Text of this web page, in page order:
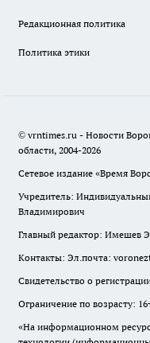
Редакционная политика
Политика этики
© vrntimes.ru - Новости
области, 2004-2026
Сетевое издание «Время
Учредитель:
Владимирович
Главный редактор: Имешев
Контакты: Эл.почта:
Свидетельство о
Ограничение по возрасту:
«На информационном